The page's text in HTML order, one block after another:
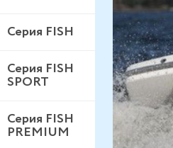
Серия FISH
Серия FISH
SPORT
Серия FISH
PREMIUM